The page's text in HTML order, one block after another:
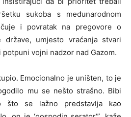
sukoba s međunarodnom
i povratak na pregovore o
države, umjesto vraćanja stvari
vojni nadzor nad Gazom.
Emocionalno je uništen, to je
mu se nešto strašno. Bibi
se lažno predstavlja kao